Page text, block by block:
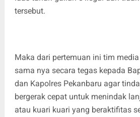
tersebut.
Maka dari pertemuan ini tim
sama nya secara tegas kepada
dan Kapolres Pekanbaru agar
bergerak cepat untuk menindak
atau kuari kuari yang beraktifitas